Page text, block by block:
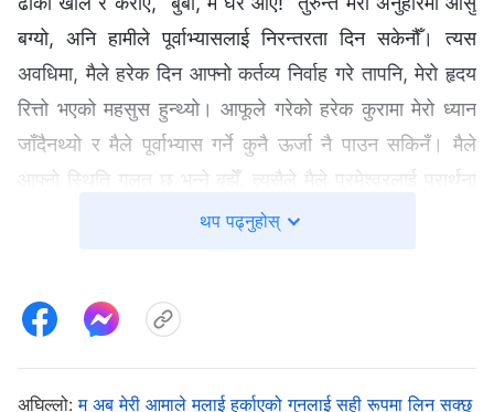
बग्यो, अनि हामीले पूर्वाभ्यासलाई निरन्तरता दिन सकेनौँ। त्यस
अवधिमा, मैले हरेक दिन आफ्नो कर्तव्य निर्वाह गरे तापनि, मेरो हृदय
रित्तो भएको महसुस हुन्थ्यो। आफूले गरेको हरेक कुरामा मेरो ध्यान
जाँदैनथ्यो र मैले पूर्वाभ्यास गर्ने कुनै ऊर्जा नै पाउन सकिनँ। मैले
आफ्नो स्थिति गलत छ भन्ने बुझेँ, त्यसैले मैले परमेश्‍वरलाई प्रार्थना
गरेँ, “परमेश्‍वर, मेरा बुबा बित्नुभएको छ, र मलाई आफ्नो मूल नै गुमेको
गर्नुहोस्।”
थप पढ्नुहोस्
अघिल्लो:म अब मेरी आमाले मलाई हुर्काएको गुनलाई सही रूपमा लिन सक्छु